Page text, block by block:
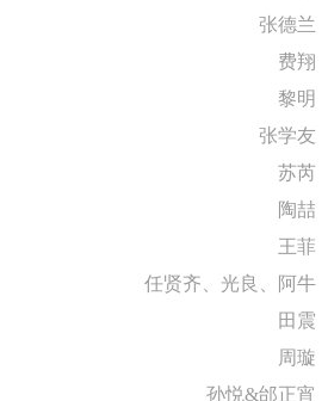
张德兰
费翔
黎明
张学友
苏芮
陶喆
王菲
任贤齐、光良、阿牛
田震
周璇
孙悦&邰正宵